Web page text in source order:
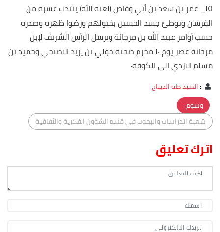
١٥_ عمر بن سعد بن أبي وقاص (لعنه الله) ينتدب عشرة من
الفرسان ويوطئ جسد الحسين بخيولهم ورضوا ظهره وصدره
حسب أوامر عبيد الله بن مرجانة ويرسل الرأس الشريف لإبن
مرجانة عصر يوم ١٠ محرم صحبة خولي بن يزيد الاصبحي وحميد بن
مسلم الازدي الى الكوفة٠
:السيد طه الديباج
وسوم :
شعبة الدراسات والبحوث في قسم الشؤون الفكرية والثقافية
اترك تعليق